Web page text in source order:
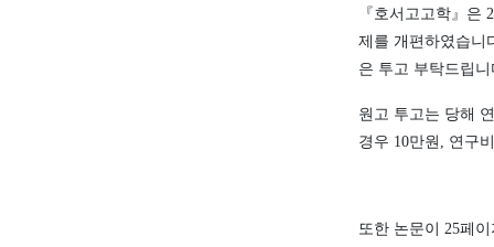
『 호서고고학』 은
제를 개편하였습니
은 투고 부탁드립니
원고 투고는 당해
경우 10만원 , 연구
또한 논문이 25페